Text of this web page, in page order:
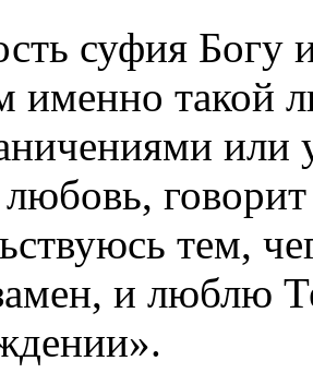
суфия Богу
именно такой
тем,
и люблю